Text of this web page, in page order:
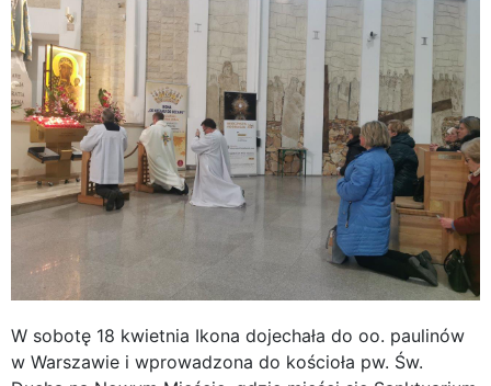
W sobotę 18 kwietnia Ikona dojechała do oo. paulinów
w Warszawie i wprowadzona do kościoła pw. Św.